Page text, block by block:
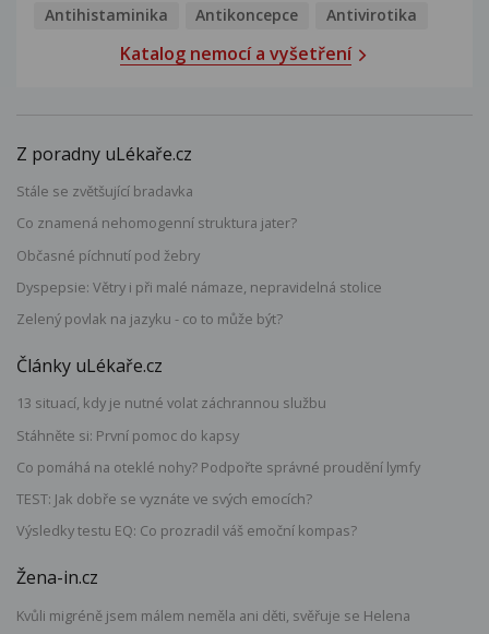
Antihistaminika
Antikoncepce Antivirotika
Katalog nemocí a vyšetření
Z poradny uLékaře.cz
Stále se zvětšující bradavka
Co znamená nehomogenní struktura jater?
Občasné píchnutí pod žebry
Dyspepsie: Větry i při malé námaze, nepravidelná stolice
Zelený povlak na jazyku - co to může být?
Články uLékaře.cz
13 situací, kdy je nutné volat záchrannou službu
Stáhněte si: První pomoc do kapsy
Co pomáhá na oteklé nohy? Podpořte správné proudění lymfy
TEST: Jak dobře se vyznáte ve svých emocích?
Výsledky testu EQ: Co prozradil váš emoční kompas?
Žena-in.cz
Kvůli migréně jsem málem neměla ani děti, svěřuje se Helena